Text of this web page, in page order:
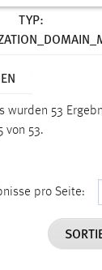
TYP:
wurden 53
von 53.
pro Seite:
ermöglichen
für die
die ausgewählten